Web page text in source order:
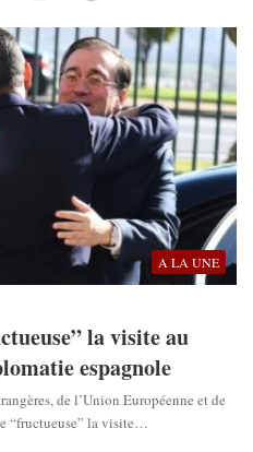
A LA UNE
la visite au
espagnole
de l’Union Européenne et de
“fructueuse” la visite…